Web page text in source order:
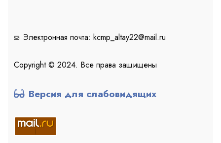
Электронная почта: kcmp_altay22@mail.ru
Copyright © 2024. Все права защищены
Версия для слабовидящих